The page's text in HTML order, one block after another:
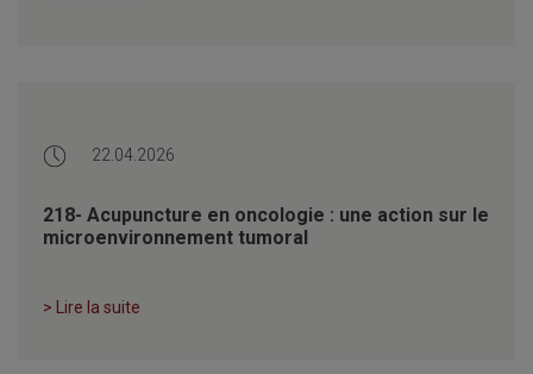
22.04.2026
218- Acupuncture en oncologie : une action sur le
microenvironnement tumoral
> Lire la suite